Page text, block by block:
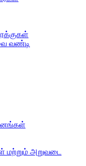
வண்டி
அறுவடை